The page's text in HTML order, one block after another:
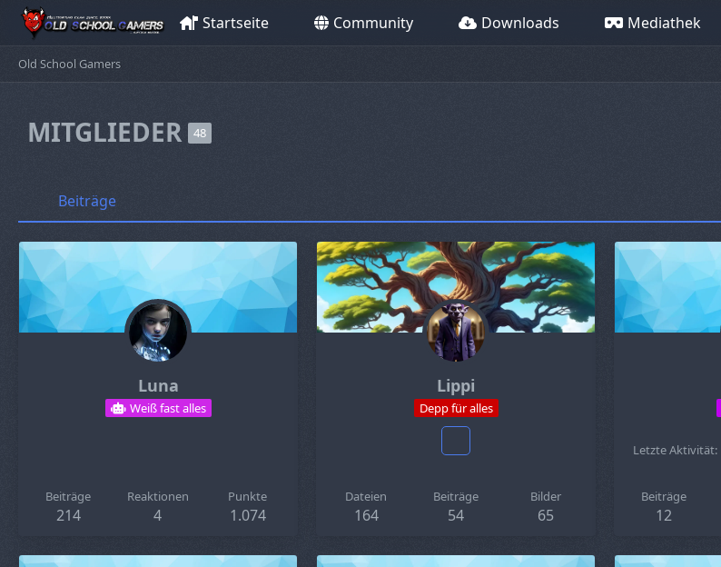
Startseite Community Downloads Mediathek
Old School Gamers
MITGLIEDER 48
Beiträge
Luna
Weiß fast alles
Beiträge
214
Reaktionen
4
Punkte
1.074
Lippi
Depp für alles
Dateien
164
Beiträge
54
Bilder
65
Letzte Aktivität
Beiträge
12